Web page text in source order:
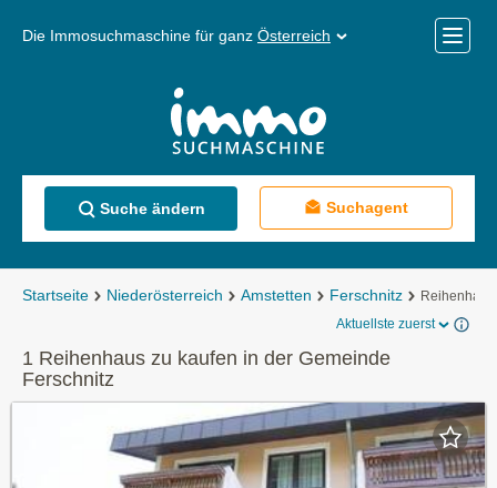
Die Immosuchmaschine für ganz Österreich
Menü
Suche ändern Suchagent
Startseite Niederösterreich Amstetten Ferschnitz
Aktuellste zuerst
1 Reihenhaus zu kaufen in der Gemeinde
Ferschnitz